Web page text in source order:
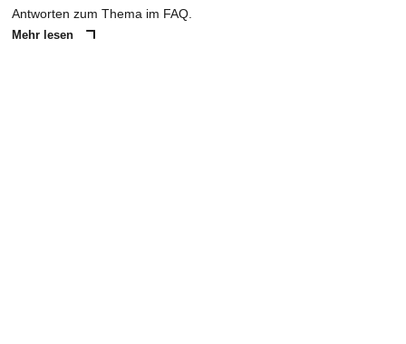
Antworten zum Thema im FAQ.
Mehr lesen